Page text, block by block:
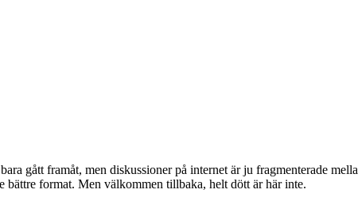
gått framåt, men diskussioner på internet är ju fragmenterade
format. Men välkommen tillbaka, helt dött är här inte.